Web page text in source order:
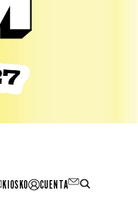
KIOSKO CUENTA